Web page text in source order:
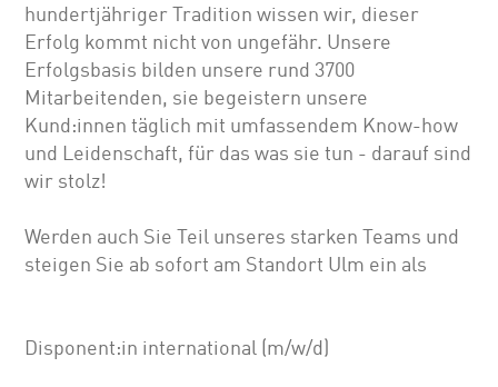
hundertjähriger Tradition wissen wir, dieser
Erfolg kommt nicht von ungefähr. Unsere
Erfolgsbasis bilden unsere rund 3700
Mitarbeitenden, sie begeistern unsere
Kund:innen täglich mit umfassendem Know-how
und Leidenschaft, für das was sie tun - darauf sind
wir stolz!
Werden auch Sie Teil unseres starken Teams und
steigen Sie ab sofort am Standort Ulm ein als
Disponent:in international (m/w/d)